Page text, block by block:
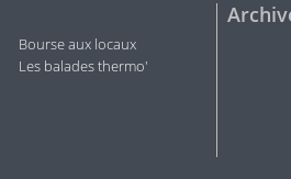
Bourse aux locaux
Les balades thermo'